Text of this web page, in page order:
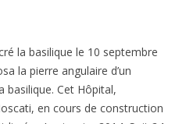
la basilique le 10 septembre
la pierre angulaire d’un
basilique. Cet Hôpital,
en cours de construction